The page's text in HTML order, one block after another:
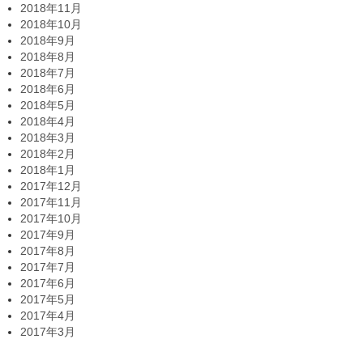
2018年11月
2018年10月
2018年9月
2018年8月
2018年7月
2018年6月
2018年5月
2018年4月
2018年3月
2018年2月
2018年1月
2017年12月
2017年11月
2017年10月
2017年9月
2017年8月
2017年7月
2017年6月
2017年5月
2017年4月
2017年3月